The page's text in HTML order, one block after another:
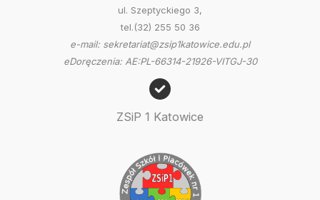
ul. Szeptyckiego 3,
tel.(32) 255 50 36
e-mail: sekretariat@zsip1katowice.edu.pl
eDoręczenia: AE:PL-66314-21926-VITGJ-30
ZSiP 1 Katowice